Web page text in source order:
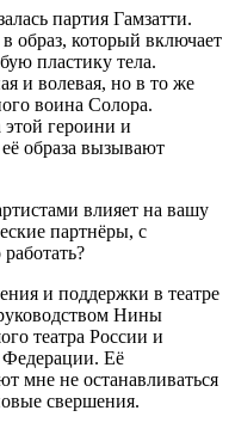
партия Гамзатти.
образ, который включает
пластику тела.
и волевая, но в то же
воина Солора.
героини и
образа вызывают
влияет на вашу
партнёры, с
и поддержки в театре
Нины
театра России и
Федерации. Её
мне не останавливаться
свершения.